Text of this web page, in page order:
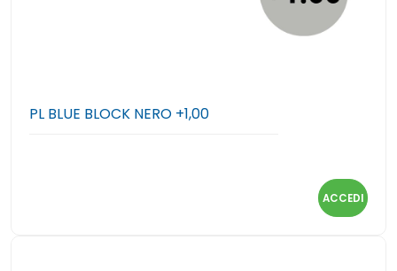
PL BLUE BLOCK NERO +1,00
ACCEDI